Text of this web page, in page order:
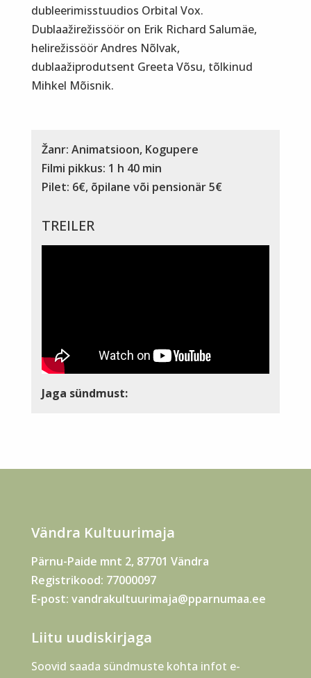
dubleerimisstuudios Orbital Vox.
Dublaažirežissöör on Erik Richard Salumäe,
helirežissöör Andres Nõlvak,
dublaažiprodutsent Greeta Võsu, tõlkinud
Mihkel Mõisnik.
Žanr: Animatsioon, Kogupere
Filmi pikkus: 1 h 40 min
Pilet: 6€, õpilane või pensionär 5€
TREILER
Jaga sündmust:
Vändra Kultuurimaja
Pärnu-Paide mnt 2, 87701 Vändra
Registrikood: 77000097
E-post: vandrakultuurimaja@pparnumaa.ee
Liitu uudiskirjaga
Soovid saada sündmuste kohta infot e-